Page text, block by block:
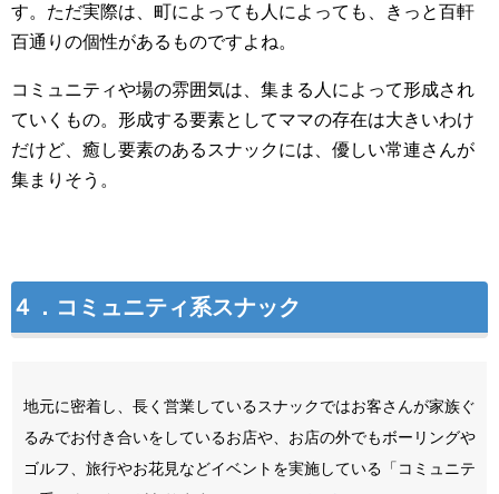
す。ただ実際は、町によっても人によっても、きっと百軒
百通りの個性があるものですよね。
コミュニティや場の雰囲気は、集まる人によって形成され
ていくもの。形成する要素としてママの存在は大きいわけ
だけど、癒し要素のあるスナックには、優しい常連さんが
集まりそう。
４．コミュニティ系スナック
地元に密着し、長く営業しているスナックではお客さんが家族ぐ
るみでお付き合いをしているお店や、お店の外でもボーリングや
ゴルフ、旅行やお花見などイベントを実施している「コミュニテ